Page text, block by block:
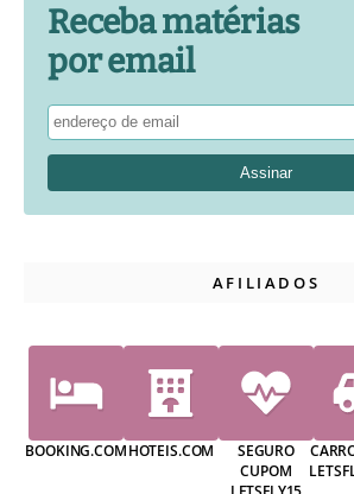
Receba matérias
por email
AFILIADOS
BOOKING.COMHOTEIS.COM
SEGURO
CUPOM